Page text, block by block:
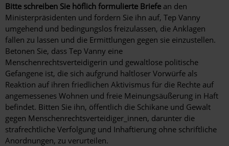
Bitte schreiben Sie höflich formulierte Briefe an den
Ministerpräsidenten und fordern Sie ihn auf, Tep Vanny
umgehend und bedingungslos freizulassen, die Anklagen
fallen zu lassen und die Ermittlungen gegen sie einzustellen.
Betonen Sie, dass Tep Vanny eine
Menschenrechtsverteidigerin und gewaltlose politische
Gefangene ist, die sich aufgrund haltloser Vorwürfe als
Reaktion auf ihren friedlichen Aktivismus für die Rechte auf
angemessenes Wohnen und freie Meinungsäußerung in Haft
befindet. Bitten Sie ihn, öffentlich die Schikane und Gewalt
gegen Menschenrechtsverteidiger_innen, darunter die
strafrechtliche Verfolgung und Inhaftierung ohne schriftliche
Anordnungen, zu verurteilen.